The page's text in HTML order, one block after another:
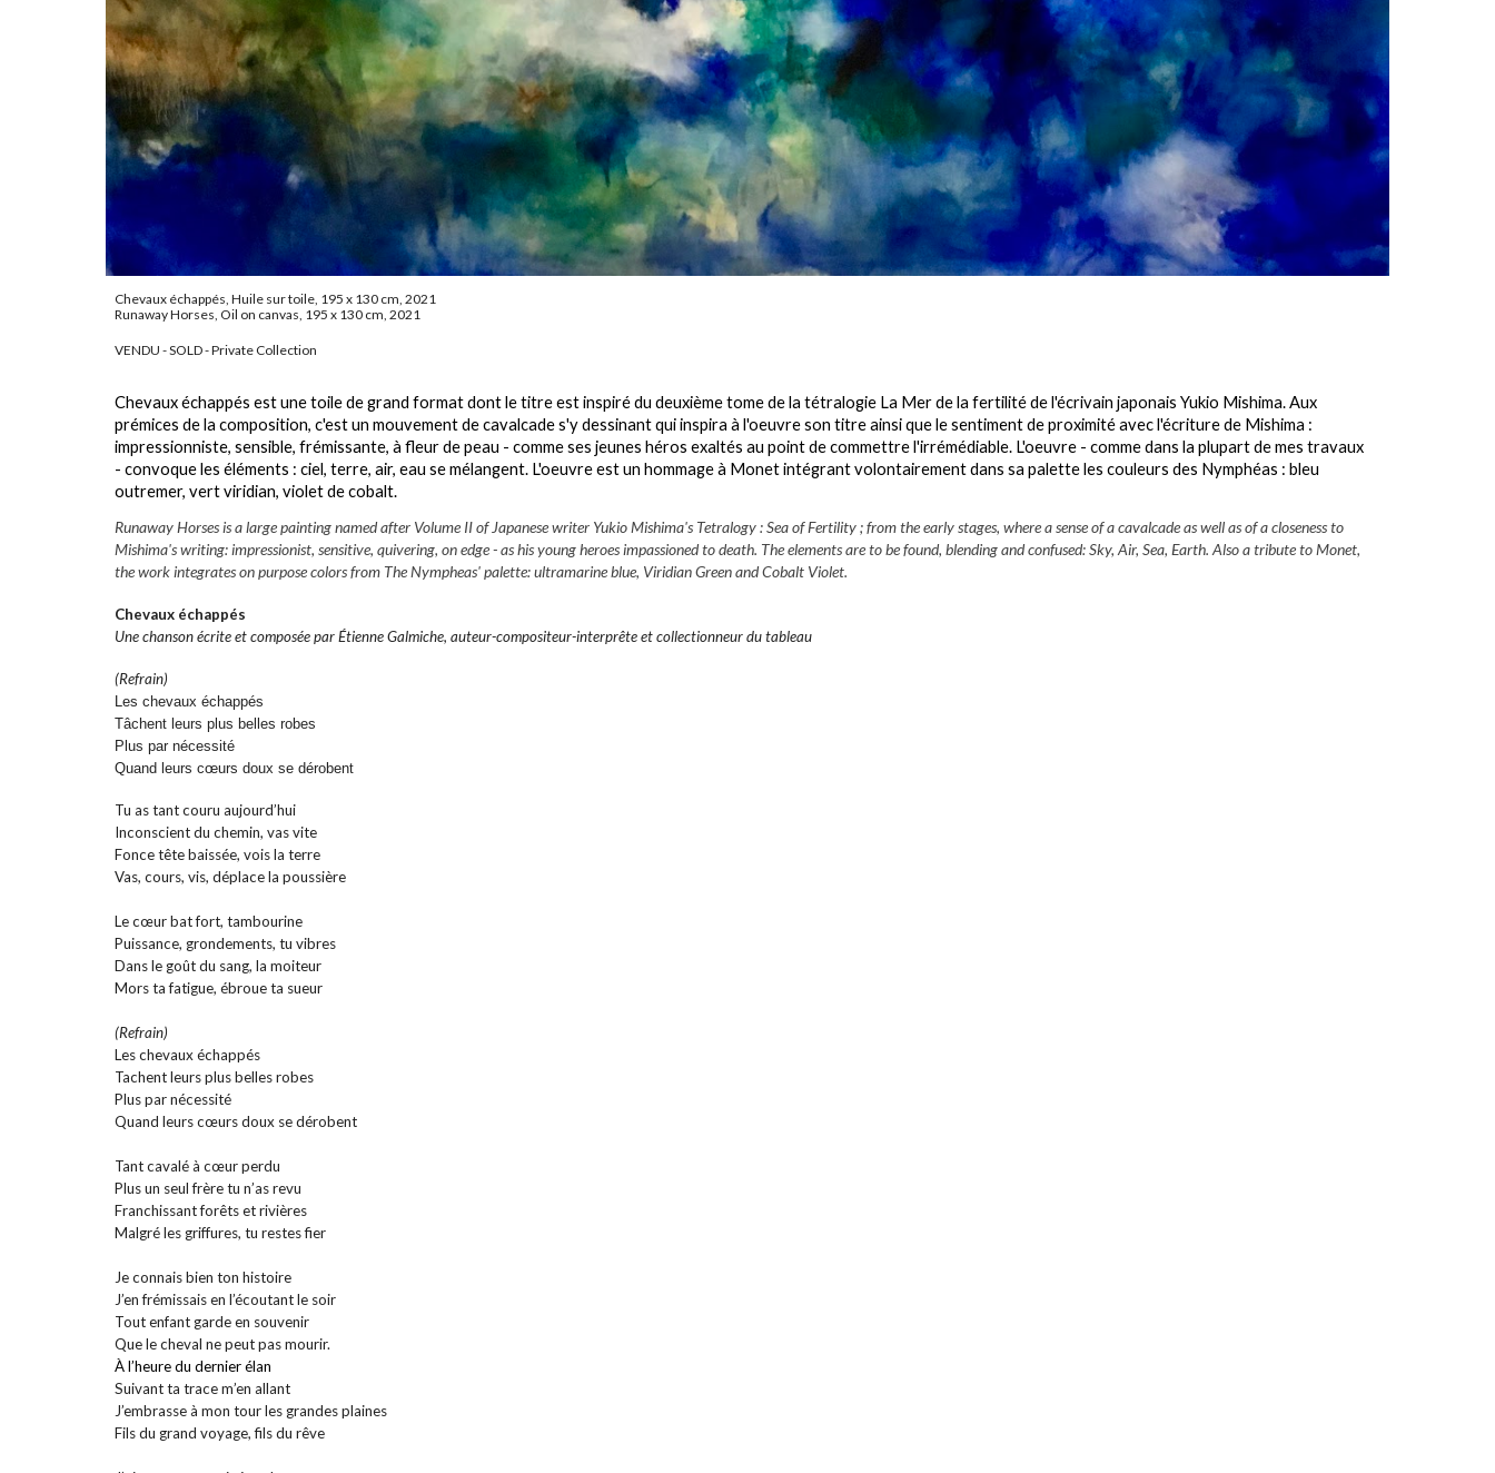
Chevaux échappés, Huile sur toile, 195 x 130 cm, 2021
Runaway Horses, Oil on canvas, 195 x 130 cm, 2021
VENDU - SOLD - Private Collection
Chevaux échappés est une toile de grand format dont le titre est inspiré du deuxième tome de la tétralogie La Mer de la fertilité de l'écrivain japonais Yukio Mishima. Aux
prémices de la composition, c'est un mouvement de cavalcade s'y dessinant qui inspira à l'oeuvre son titre ainsi que le sentiment de proximité avec l'écriture de Mishima :
impressionniste, sensible, frémissante, à fleur de peau - comme ses jeunes héros exaltés au point de commettre l'irrémédiable. L'oeuvre - comme dans la plupart de mes travaux
- convoque les éléments : ciel, terre, air, eau se mélangent. L'oeuvre est un hommage à Monet intégrant volontairement dans sa palette les couleurs des Nymphéas : bleu
outremer, vert viridian, violet de cobalt.
Runaway Horses is a large painting named after Volume II of Japanese writer Yukio Mishima's Tetralogy : Sea of Fertility ; from the early stages, where a sense of a cavalcade as well as of a closeness to
Mishima's writing: impressionist, sensitive, quivering, on edge - as his young heroes impassioned to death. The elements are to be found, blending and confused: Sky, Air, Sea, Earth. Also a tribute to Monet,
the work integrates on purpose colors from The Nympheas' palette: ultramarine blue, Viridian Green and Cobalt Violet.
Chevaux échappés
Une chanson écrite et composée par Étienne Galmiche, auteur-compositeur-interprête et collectionneur du tableau
(Refrain)
Les chevaux échappés
Tâchent leurs plus belles robes
Plus par nécessité
Quand leurs cœurs doux se dérobent
Tu as tant couru aujourd’hui
Inconscient du chemin, vas vite
Fonce tête baissée, vois la terre
Vas, cours, vis, déplace la poussière
Le cœur bat fort, tambourine
Puissance, grondements, tu vibres
Dans le goût du sang, la moiteur
Mors ta fatigue, ébroue ta sueur
(Refrain)
Les chevaux échappés
Tachent leurs plus belles robes
Plus par nécessité
Quand leurs cœurs doux se dérobent
Tant cavalé à cœur perdu
Plus un seul frère tu n’as revu
Franchissant forêts et rivières
Malgré les griffures, tu restes fier
Je connais bien ton histoire
J’en frémissais en l’écoutant le soir
Tout enfant garde en souvenir
Que le cheval ne peut pas mourir.
À l’heure du dernier élan
Suivant ta trace m’en allant
J’embrasse à mon tour les grandes plaines
Fils du grand voyage, fils du rêve